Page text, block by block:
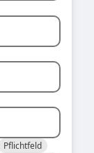
Pflichtfeld